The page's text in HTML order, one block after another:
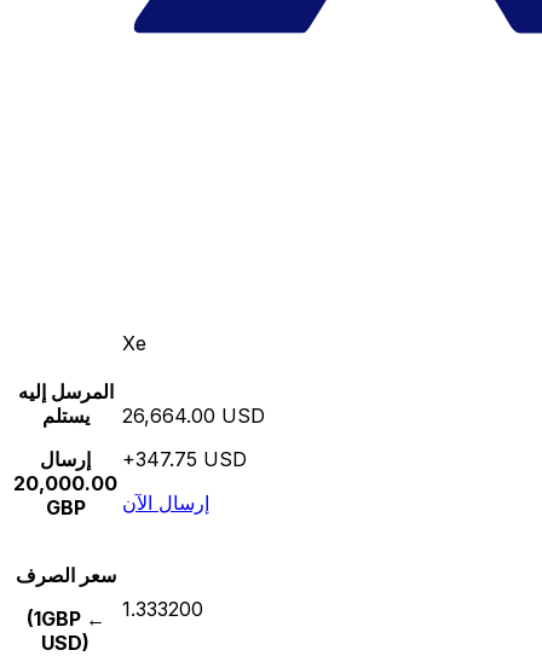
Xe
المرسل إليه
يستلم
إرسال
20,000.00
GBP
26,664.00 USD
+347.75 USD
إرسال الآن
سعر الصرف
(1GBP ←
USD)
1.333200